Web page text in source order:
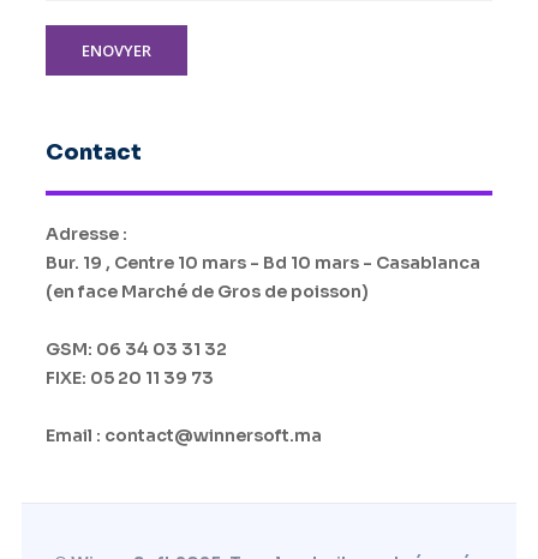
ENOVYER
Contact
Adresse :
Bur. 19 , Centre 10 mars - Bd 10 mars - Casablanca
(en face Marché de Gros de poisson)
GSM: 06 34 03 31 32
FIXE: 05 20 11 39 73
Email : contact@winnersoft.ma